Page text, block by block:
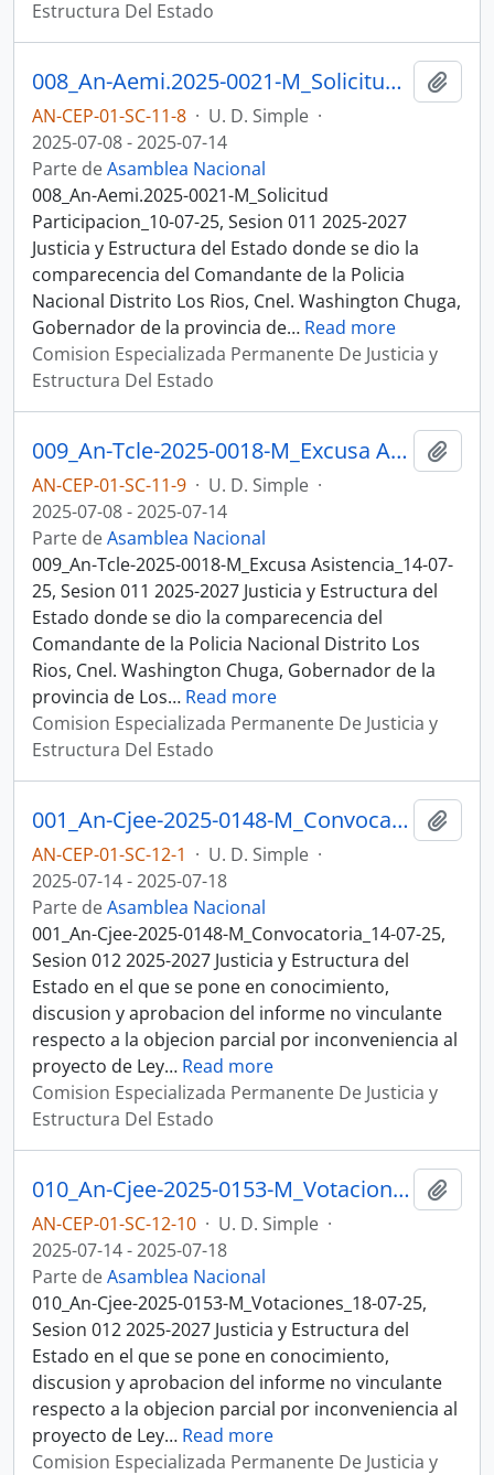
Estructura Del Estado
008_An-Aemi.2025-0021-M_Solicitud Participacion_10-07-25, Sesion 011 Justicia y Estructura del Estado
AN-CEP-01-SC-11-8 · U. D. Simple ·
2025-07-08 - 2025-07-14
Parte deAsamblea Nacional
008_An-Aemi.2025-0021-M_Solicitud
Participacion_10-07-25, Sesion 011 2025-2027
Justicia y Estructura del Estado donde se dio la
comparecencia del Comandante de la Policia
Nacional Distrito Los Rios, Cnel. Washington Chuga,
Gobernador de la provincia de… Read more
Comision Especializada Permanente De Justicia y
Estructura Del Estado
009_An-Tcle-2025-0018-M_Excusa Asistencia_14-07-25, Sesion 011 Justicia y Estructura del Estado
AN-CEP-01-SC-11-9 · U. D. Simple ·
2025-07-08 - 2025-07-14
Parte deAsamblea Nacional
009_An-Tcle-2025-0018-M_Excusa Asistencia_14-07-
25, Sesion 011 2025-2027 Justicia y Estructura del
Estado donde se dio la comparecencia del
Comandante de la Policia Nacional Distrito Los
Rios, Cnel. Washington Chuga, Gobernador de la
provincia de Los… Read more
Comision Especializada Permanente De Justicia y
Estructura Del Estado
001_An-Cjee-2025-0148-M_Convocatoria_14-07-25, Sesion 012 Justicia y Estructura del Estado
AN-CEP-01-SC-12-1 · U. D. Simple ·
2025-07-14 - 2025-07-18
Parte deAsamblea Nacional
001_An-Cjee-2025-0148-M_Convocatoria_14-07-25,
Sesion 012 2025-2027 Justicia y Estructura del
Estado en el que se pone en conocimiento,
discusion y aprobacion del informe no vinculante
respecto a la objecion parcial por inconveniencia al
proyecto de Ley… Read more
Comision Especializada Permanente De Justicia y
Estructura Del Estado
010_An-Cjee-2025-0153-M_Votaciones_18-07-25, Sesion 012 Justicia y Estructura del Estado
AN-CEP-01-SC-12-10 · U. D. Simple ·
2025-07-14 - 2025-07-18
Parte deAsamblea Nacional
010_An-Cjee-2025-0153-M_Votaciones_18-07-25,
Sesion 012 2025-2027 Justicia y Estructura del
Estado en el que se pone en conocimiento,
discusion y aprobacion del informe no vinculante
respecto a la objecion parcial por inconveniencia al
proyecto de Ley… Read more
Comision Especializada Permanente De Justicia y